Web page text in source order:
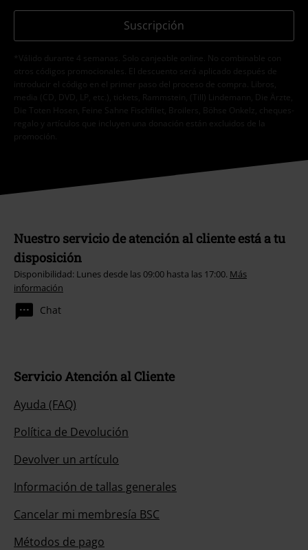
Suscripción
*Válido durante 4 semanas. Solo canjeable online. No combinable con
otros códigos promocionales. El descuento será aplicado después de
introducir el código en el primer paso del proceso de compra. Libros,
media (CD, DVD, LP, etc.), tickets, Rammstein, (Till) Lindemann, Die Ärzte,
Die Toten Hosen, Feine Sahne Fischfilet, Broilers, Böhse Onkelz, cheques-
regalo y artículos que incluyen una donación están excluidos de la
promoción.
Nuestro servicio de atención al cliente está a tu
disposición
Disponibilidad: Lunes desde las 09:00 hasta las 17:00. Más
información
Chat
Servicio Atención al Cliente
Ayuda (FAQ)
Política de Devolución
Devolver un artículo
Información de tallas generales
Cancelar mi membresía BSC
Métodos de pago